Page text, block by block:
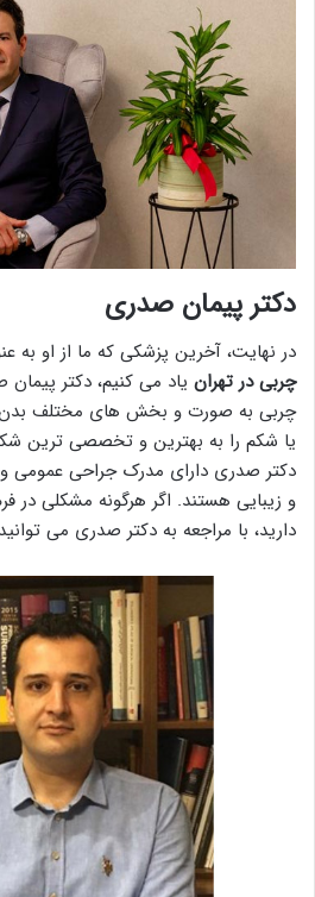
دکتر پیمان صدری
در نهایت، آخرین پزشکی که ما از او به
چربی در تهران یاد می کنیم، دکتر
چربی به صورت و بخش های مختلف بدن
یا شکم را به بهترین و تخصصی ترین
دکتر صدری دارای مدرک جراحی عمومی
و زیبایی هستند. اگر هرگونه مشکلی
دارید، با مراجعه به دکتر صدری می